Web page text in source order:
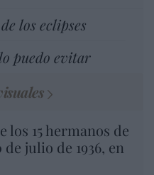
los eclipses
puedo evitar
15 hermanos de
julio de 1936, en